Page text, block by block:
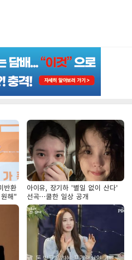
반환
해"
아이유, 장기하 '별일 없이 산다'
선곡…쿨한 일상 공개